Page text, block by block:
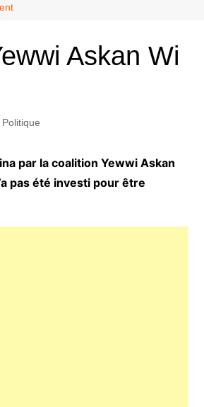
Askan Wi
Politique
par la coalition Yewwi Askan
pas été investi pour être